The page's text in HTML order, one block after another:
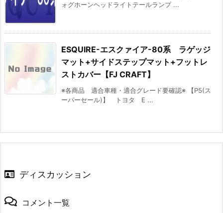
ォグホーンヘッドライトテールランプ ...
ESQUIRE-エスクァイア-80系 ラゲッジ
マット+サイドステップマット+フットレ
ストカバー【FJ CRAFT】
※各商品 適合車種・適合グレード要確認※ 【P5(ス
ーパーセール)】 トヨタ E ...
ディスカッション
コメント一覧